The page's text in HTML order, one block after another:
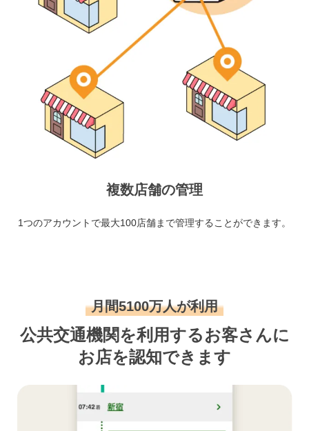
複数店舗の管理
1つのアカウントで最大100店舗まで管理することができます。
月間5100万人が利用
公共交通機関を利用するお客さんに
お店を認知できます